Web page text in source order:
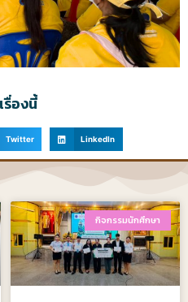
รื่องนี้
Twitter LinkedIn
กิจกรรมนักศึกษา